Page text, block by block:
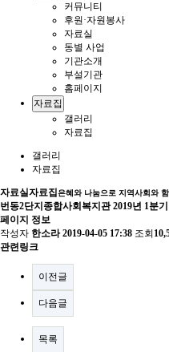
커뮤니티
후원·자원봉사
자료실
동별 사업
기관소개
부설기관
홈페이지
자료집
갤러리
자료집
갤러리
자료집
자료실자료집은혜와 나눔으로 지역사회와
번동2단지종합사회복지관 2019년 1분
페이지 정보
작성자 한소라 2019-04-05 17:38 조회
관련링크
이전글
다음글
목록